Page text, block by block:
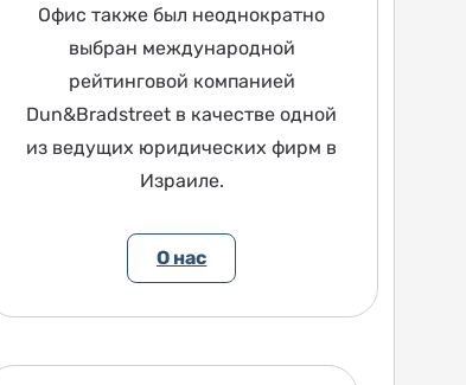
Офис также был неоднократно
выбран международной
рейтинговой компанией
Dun&Bradstreet в качестве одной
из ведущих юридических фирм в
Израиле.
О нас